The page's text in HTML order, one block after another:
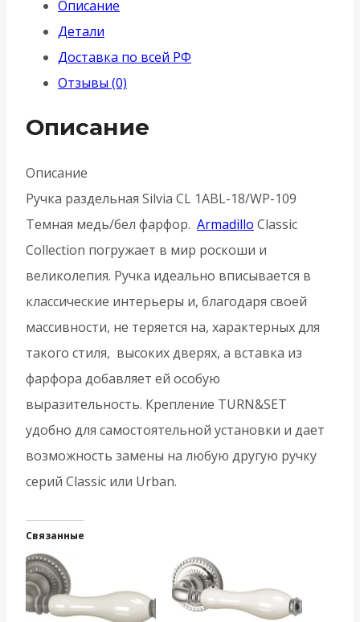
раздельная
R.CL55.Silvia
(Silvia
CL1)
ABL-
109
-
Темная
медь/
белый
фарфор
Описание
Детали
Доставка по всей РФ
Отзывы (0)
Описание
Описание
Ручка раздельная Silvia CL 1ABL-18/WP-109
Темная медь/бел фарфор. Armadillo Classic
Collection погружает в мир роскоши и
великолепия. Ручка идеально вписывается в
классические интерьеры и, благодаря своей
массивности, не теряется на, характерных для
такого стиля, высоких дверях, а вставка из
фарфора добавляет ей особую
выразительность. Крепление TURN&SET
удобно для самостоятельной установки и дает
возможность замены на любую другую ручку
серий Classic или Urban.
Связанные